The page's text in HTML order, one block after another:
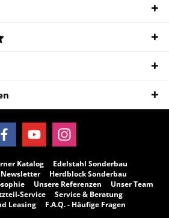
Katalog
Edelstahl Sonderbau
Herdblock Sonderbau
Unsere Referenzen
Unser Team
Service
Service & Beratung
Leasing
F.A.Q. - Häufige Fragen